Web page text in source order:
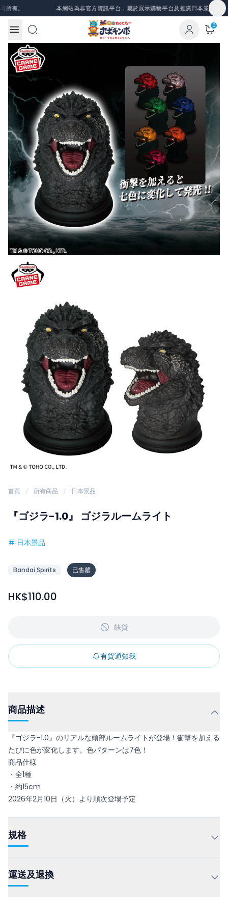
Skip to content
有。 本網站為非官方資訊平台，屬於展示購物平台及推廣日本景品、一
0
首頁 所有商品 日本景品
『ゴジラ-1.0』 ゴジラルームライト
# 日本景品
Bandai Spirits 已售罄
HK$110.00
缺貨
有貨通知我
商品描述
『ゴジラ-1.0』のリアルな頭部ルームライトが登場！衝撃を加える
たびに色が変化します。色パターンは7色！
商品仕様
・全1種
・約15cm
2026年2月10日（火）より順次登場予定
規格
運送及退換